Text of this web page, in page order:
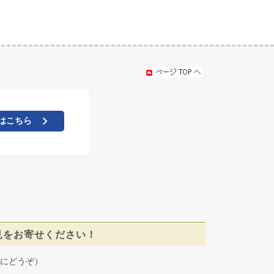
こちら
お寄せください！
どうぞ）